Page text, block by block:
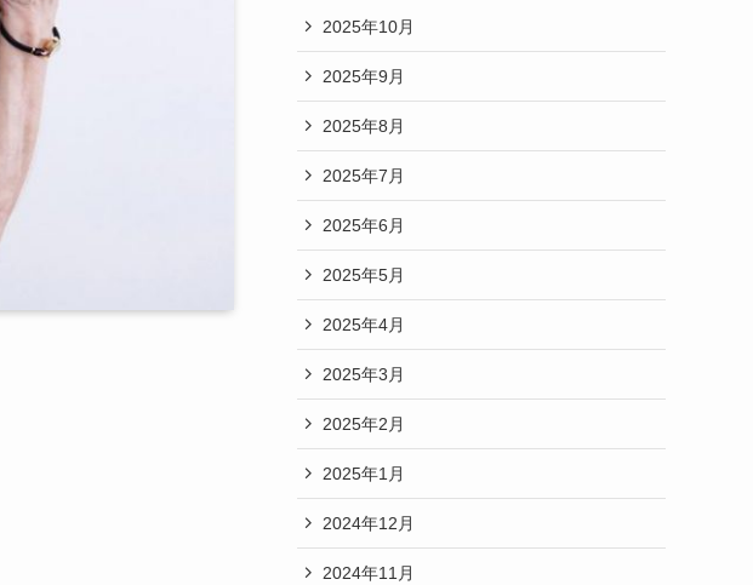
2025年10月
2025年9月
2025年8月
2025年7月
2025年6月
2025年5月
2025年4月
2025年3月
2025年2月
2025年1月
2024年12月
2024年11月